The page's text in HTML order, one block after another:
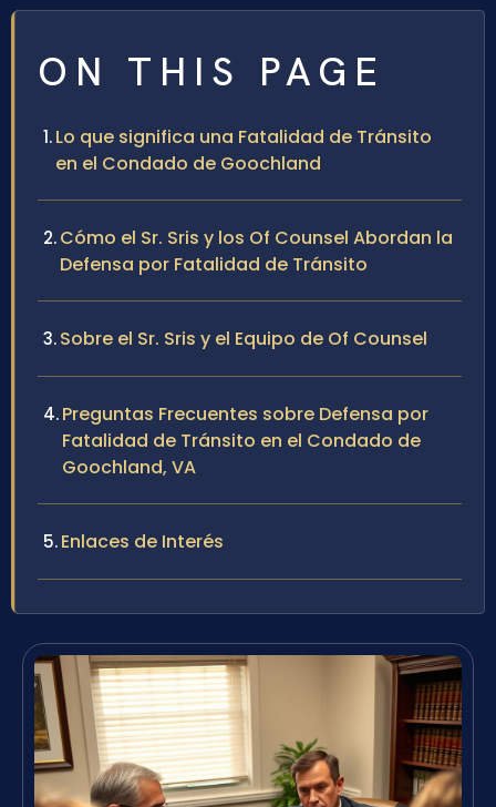
ON THIS PAGE
Lo que significa una Fatalidad de Tránsito
en el Condado de Goochland
Cómo el Sr. Sris y los Of Counsel Abordan la
Defensa por Fatalidad de Tránsito
Sobre el Sr. Sris y el Equipo de Of Counsel
Preguntas Frecuentes sobre Defensa por
Fatalidad de Tránsito en el Condado de
Goochland, VA
Enlaces de Interés